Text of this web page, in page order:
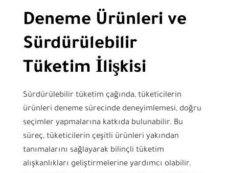
Deneme Ürünleri ve
Sürdürülebilir
Tüketim İlişkisi
Sürdürülebilir tüketim çağında, tüketicilerin
ürünleri deneme sürecinde deneyimlemesi, doğru
seçimler yapmalarına katkıda bulunabilir. Bu
süreç, tüketicilerin çeşitli ürünleri yakından
tanımalarını sağlayarak bilinçli tüketim
alışkanlıkları geliştirmelerine yardımcı olabilir.